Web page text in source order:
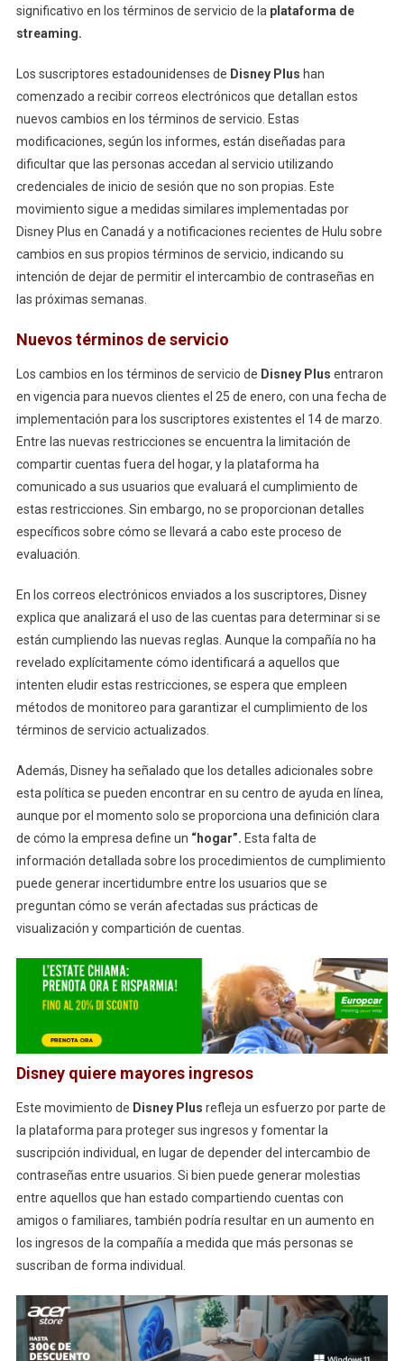
significativo en los términos de servicio de la plataforma de
streaming.
Los suscriptores estadounidenses de Disney Plus han
comenzado a recibir correos electrónicos que detallan estos
nuevos cambios en los términos de servicio. Estas
modificaciones, según los informes, están diseñadas para
dificultar que las personas accedan al servicio utilizando
credenciales de inicio de sesión que no son propias. Este
movimiento sigue a medidas similares implementadas por
Disney Plus en Canadá y a notificaciones recientes de Hulu sobre
cambios en sus propios términos de servicio, indicando su
intención de dejar de permitir el intercambio de contraseñas en
las próximas semanas.
Nuevos términos de servicio
Los cambios en los términos de servicio de Disney Plus entraron
en vigencia para nuevos clientes el 25 de enero, con una fecha de
implementación para los suscriptores existentes el 14 de marzo.
Entre las nuevas restricciones se encuentra la limitación de
compartir cuentas fuera del hogar, y la plataforma ha
comunicado a sus usuarios que evaluará el cumplimiento de
estas restricciones. Sin embargo, no se proporcionan detalles
específicos sobre cómo se llevará a cabo este proceso de
evaluación.
En los correos electrónicos enviados a los suscriptores, Disney
explica que analizará el uso de las cuentas para determinar si se
están cumpliendo las nuevas reglas. Aunque la compañía no ha
revelado explícitamente cómo identificará a aquellos que
intenten eludir estas restricciones, se espera que empleen
métodos de monitoreo para garantizar el cumplimiento de los
términos de servicio actualizados.
Además, Disney ha señalado que los detalles adicionales sobre
esta política se pueden encontrar en su centro de ayuda en línea,
aunque por el momento solo se proporciona una definición clara
de cómo la empresa define un “hogar”. Esta falta de
información detallada sobre los procedimientos de cumplimiento
puede generar incertidumbre entre los usuarios que se
preguntan cómo se verán afectadas sus prácticas de
visualización y compartición de cuentas.
Disney quiere mayores ingresos
Este movimiento de Disney Plus refleja un esfuerzo por parte de
la plataforma para proteger sus ingresos y fomentar la
suscripción individual, en lugar de depender del intercambio de
contraseñas entre usuarios. Si bien puede generar molestias
entre aquellos que han estado compartiendo cuentas con
amigos o familiares, también podría resultar en un aumento en
los ingresos de la compañía a medida que más personas se
suscriban de forma individual.